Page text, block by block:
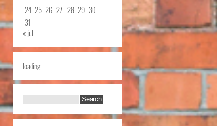
24 25 26 27 28 29 30
31
« jul
loading...